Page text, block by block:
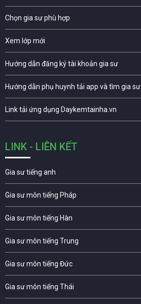
Chọn gia sư phù hợp
Xem lớp mới
Hướng dẫn đăng ký tài khoản gia sư
Hướng dẫn phụ huynh tải app và tìm gia sư
Link tải ứng dụng Daykemtainha.vn
LINK - LIÊN KẾT
Gia sư tiếng anh
Gia sư môn tiếng Pháp
Gia sư môn tiếng Hàn
Gia sư môn tiếng Trung
Gia sư môn tiếng Đức
Gia sư môn tiếng Thái